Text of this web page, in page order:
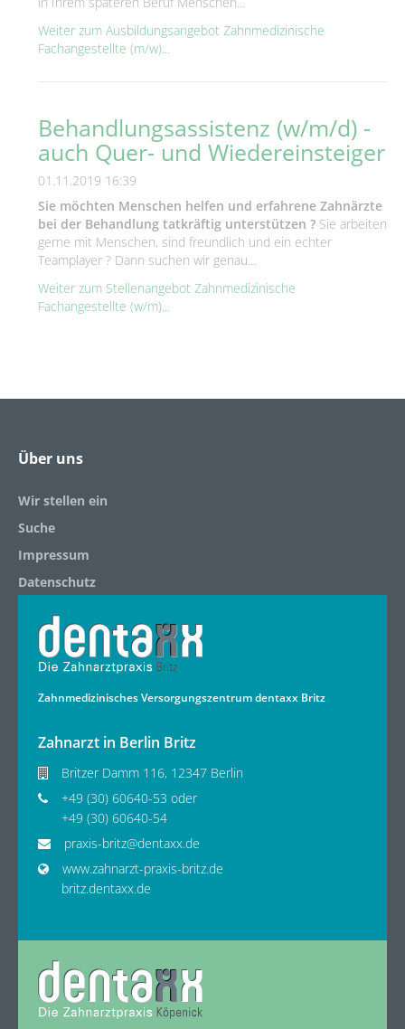
Weiter zum Ausbildungsangebot Zahnmedizinische
Fachangestellte (m/w)...
Behandlungsassistenz (w/m/d) -
auch Quer- und Wiedereinsteiger
01.11.2019 16:39
Sie möchten Menschen helfen und erfahrene Zahnärzte
bei der Behandlung tatkräftig unterstützen ? Sie arbeiten
gerne mit Menschen, sind freundlich und ein echter
Teamplayer ? Dann suchen wir genau...
Weiter zum Stellenangebot Zahnmedizinische
Fachangestellte (w/m)...
Über uns
Wir stellen ein
Suche
Impressum
Datenschutz
Zahnmedizinisches Versorgungszentrum dentaxx Britz
Zahnarzt in Berlin Britz
Britzer Damm 116, 12347 Berlin
+49 (30) 60640-53 oder
+49 (30) 60640-54
praxis-britz@dentaxx.de
www.zahnarzt-praxis-britz.de
britz.dentaxx.de